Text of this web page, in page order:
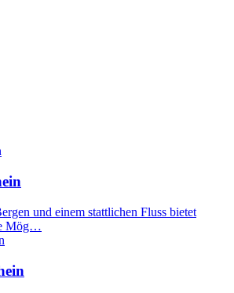
und einem stattlichen Fluss bietet
Mög…